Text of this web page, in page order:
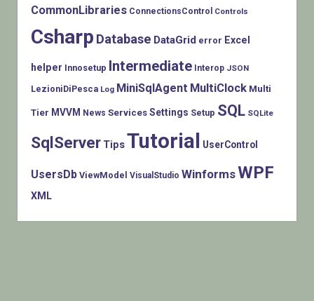
CommonLibraries ConnectionsControl Controls
Csharp Database DataGrid error Excel
helper Innosetup Intermediate Interop JSON
LezioniDiPesca Log MiniSqlAgent MultiClock Multi
Tier MVVM News Services Settings Setup SQL SQLite
SqlServer TipsTutorial UserControl
UsersDb ViewModel VisualStudio WinformsWPF
XML